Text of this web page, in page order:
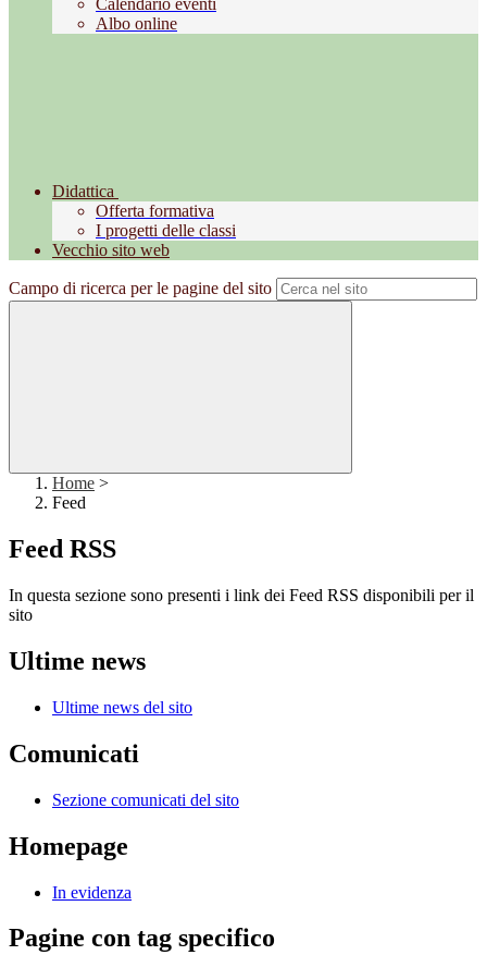
Calendario eventi
Albo online
Didattica
Offerta formativa
I progetti delle classi
Vecchio sito web
Campo di ricerca per le pagine del sito
Home >
Feed
Feed RSS
In questa sezione sono presenti i link dei Feed RSS disponibili per il
sito
Ultime news
Ultime news del sito
Comunicati
Sezione comunicati del sito
Homepage
In evidenza
Pagine con tag specifico